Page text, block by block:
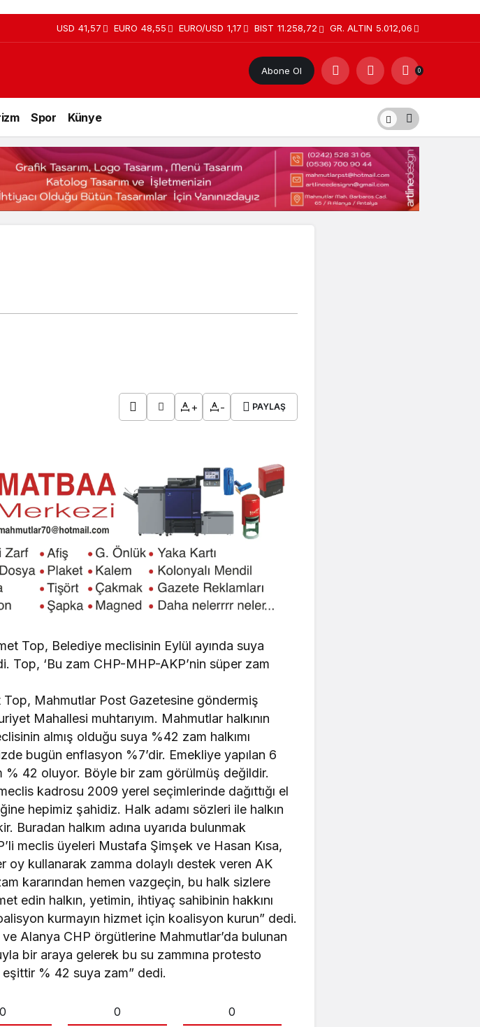
USD 41,57 EURO 48,55 EURO/USD 1,17 BIST 11.258,72 GR. ALTIN 5.012,06
Abone Ol 0
Spor Künye
+ - PAYLAŞ
Top, Belediye meclisinin Eylül ayında suya
Top, ‘Bu zam CHP-MHP-AKP’nin süper zam
Mahmutlar Post Gazetesine göndermiş
Mahallesi muhtarıyım. Mahmutlar halkının
almış olduğu suya %42 zam halkımı
bugün enflasyon %7’dir. Emekliye yapılan 6
% 42 oluyor. Böyle bir zam görülmüş değildir.
kadrosu 2009 yerel seçimlerinde dağıttığı el
hepimiz şahidiz. Halk adamı sözleri ile halkın
Buradan halkım adına uyarıda bulunmak
meclis üyeleri Mustafa Şimşek ve Hasan Kısa,
oy kullanarak zamma dolaylı destek veren AK
kararından hemen vazgeçin, bu halk sizlere
edin halkın, yetimin, ihtiyaç sahibinin hakkını
kurmayın hizmet için koalisyon kurun” dedi.
Alanya CHP örgütlerine Mahmutlar’da bulunan
bir araya gelerek bu su zammına protesto
% 42 suya zam” dedi.
0 0 0